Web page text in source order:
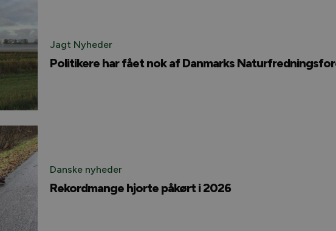
Jagt Nyheder
Politikere har fået nok af Danmarks
Danske nyheder
Rekordmange hjorte påkørt i 2026